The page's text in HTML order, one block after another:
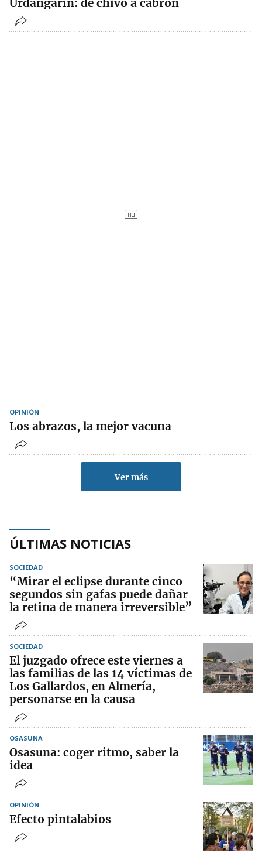
Urdangarín: de chivo a cabrón
OPINIÓN
Los abrazos, la mejor vacuna
Ver más
ÚLTIMAS NOTICIAS
SOCIEDAD
“Mirar el eclipse durante cinco
segundos sin gafas puede dañar
la retina de manera irreversible”
SOCIEDAD
El juzgado ofrece este viernes a
las familias de las 14 víctimas de
Los Gallardos, en Almería,
personarse en la causa
OSASUNA
Osasuna: coger ritmo, saber la
idea
OPINIÓN
Efecto pintalabios